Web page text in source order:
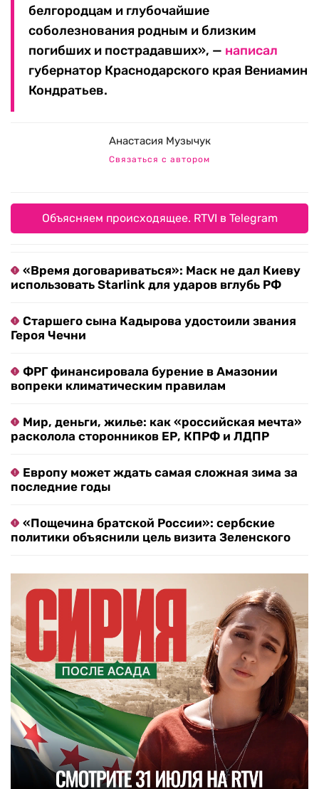
белгородцам и глубочайшие
соболезнования родным и близким
погибших и пострадавших», — написал
губернатор Краснодарского края Вениамин
Кондратьев.
Анастасия Музычук
Связаться с автором
Объясняем происходящее. RTVI в Telegram
«Время договариваться»: Маск не дал Киеву
использовать Starlink для ударов вглубь РФ
Старшего сына Кадырова удостоили звания
Героя Чечни
ФРГ финансировала бурение в Амазонии
вопреки климатическим правилам
Мир, деньги, жилье: как «российская мечта»
расколола сторонников ЕР, КПРФ и ЛДПР
Европу может ждать самая сложная зима за
последние годы
«Пощечина братской России»: сербские
политики объяснили цель визита Зеленского